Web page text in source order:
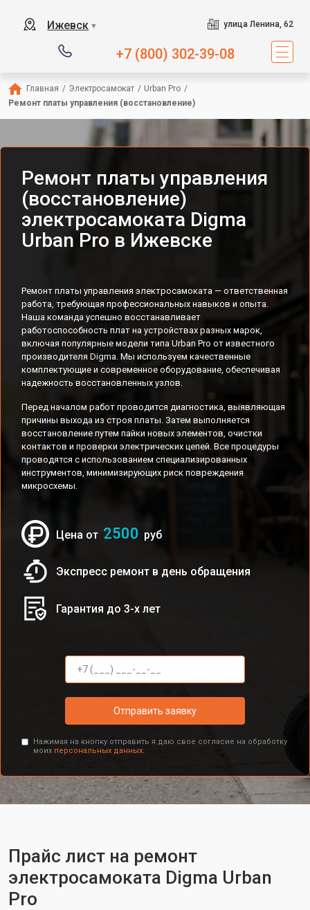
Ижевск ▼ улица Ленина, 62
+7 (800) 302-39-08
Главная / Электросамокат / Urban Pro /
Ремонт платы управления (восстановление)
Ремонт платы управления
(восстановление)
электросамоката Digma
Urban Pro в Ижевске
Ремонт платы управления электросамоката — ответственная
работа, требующая профессиональных навыков и опыта.
Наша команда успешно восстанавливает
работоспособность плат на устройствах разных марок,
включая популярные модели типа Urban Pro от известного
производителя Digma. Мы используем качественные
комплектующие и современное оборудование, обеспечивая
надежность восстановленных узлов.
Перед началом работ проводится диагностика, выявляющая
причины выхода из строя платы. Затем выполняется
восстановление путем пайки новых элементов, очистки
контактов и проверки электрических цепей. Все процедуры
проводятся с использованием специализированных
инструментов, минимизирующих риск повреждения
микросхемы.
Цена от 2500 руб
Экспресс ремонт в день обращения
Гарантия до 3-х лет
Отправить заявку
Нажимая на кнопку отправить я даю свое согласие на обработку
моих персональных данных.
Прайс лист на ремонт
электросамоката Digma Urban
Pro